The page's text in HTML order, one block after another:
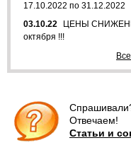
17.10.2022 по 31.12.2022
03.10.22
ЦЕНЫ
октября !!!
Отвечаем!
Статьи и